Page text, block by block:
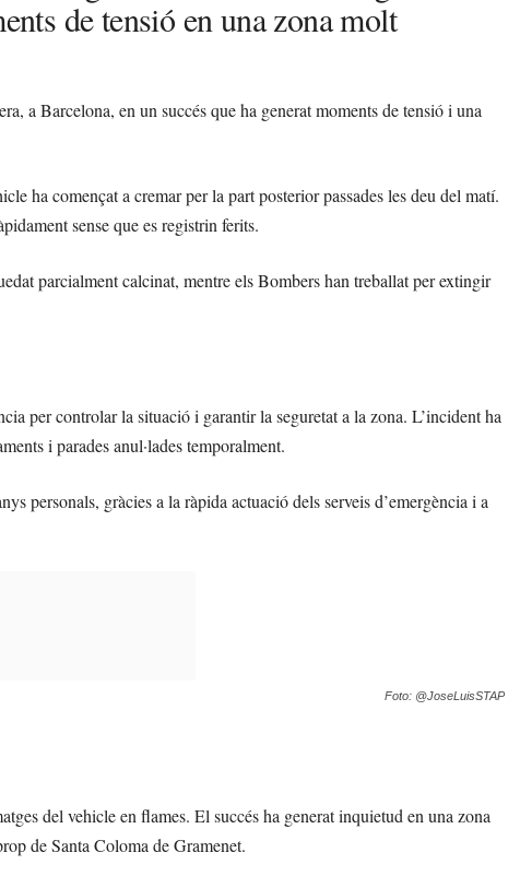
de tensió en una zona molt
a Barcelona, en un succés que ha generat moments de tensió i una
ha començat a cremar per la part posterior passades les deu del matí.
sense que es registrin ferits.
parcialment calcinat, mentre els Bombers han treballat per extingir
per controlar la situació i garantir la seguretat a la zona. L’incident ha
i parades anul·lades temporalment.
personals, gràcies a la ràpida actuació dels serveis d’emergència i a
Foto: @JoseLuisSTAP
del vehicle en flames. El succés ha generat inquietud en una zona
de Santa Coloma de Gramenet.